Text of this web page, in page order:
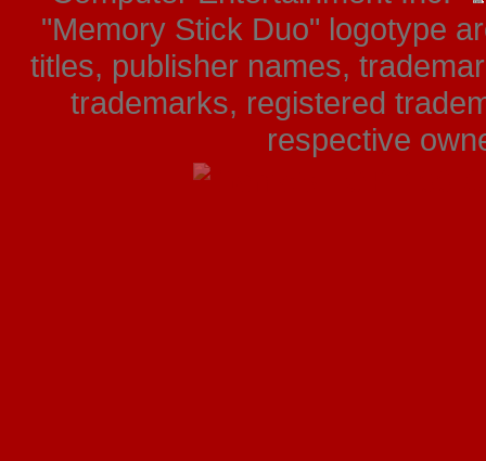
"Memory Stick Duo" logotype
titles, publisher names,
trademarks, registered
respective